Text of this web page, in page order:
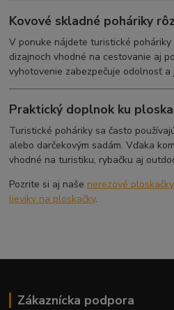
Kovové skladné poháriky
V ponuke nájdete turistické poháriky
dizajnoch vhodné na cestovanie aj
vyhotovenie zabezpečuje odolnosť a
Praktický doplnok ku
Turistické poháriky sa často
alebo darčekovým sadám. Vďaka
vhodné na turistiku, rybačku aj
Pozrite si aj naše nerezové ploskačky,
lieviky na ploskačky.
Zákaznícka podpora